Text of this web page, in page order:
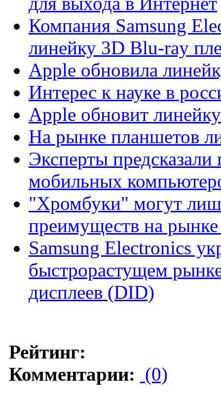
Компания Samsung
линейку 3D Blu-ray
Apple обновила
Интерес к науке в
Apple обновит
На рынке планшетов
Эксперты
мобильных
"Хромбуки" могут
преимуществ на
Samsung Electronics
быстрорастущем
дисплеев (DID)
Рейтинг:
Комментарии: (0)